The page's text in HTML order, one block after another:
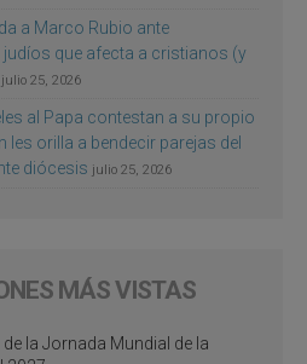
a Marco Rubio ante
que afecta a cristianos (y
julio 25, 2026
al Papa contestan a su propio
les orilla a bendecir parejas del
diócesis julio 25, 2026
MÁS VISTAS
la Jornada Mundial de la